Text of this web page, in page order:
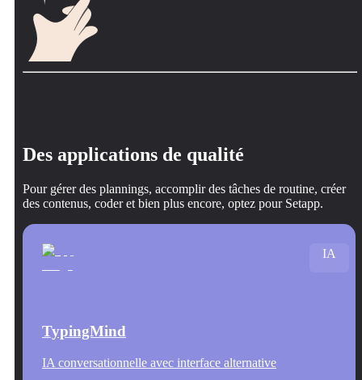
Des applications de qualité
Pour gérer des plannings, accomplir des tâches de routine, créer
des contenus, coder et bien plus encore, optez pour Setapp.
TypingMind
IA conversationnelle avec interface alternative
IA